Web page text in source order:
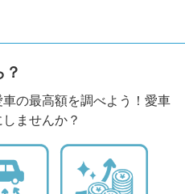
の最高額を調べよう！愛車
ませんか？